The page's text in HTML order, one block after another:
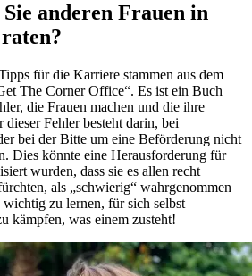
anderen Frauen in
für die Karriere stammen aus dem
The Corner Office“. Es ist ein Buch
die Frauen machen und die ihre
Fehler besteht darin, bei
bei der Bitte um eine Beförderung nicht
Dies könnte eine Herausforderung für
wurden, dass sie es allen recht
als „schwierig“ wahrgenommen
zu lernen, für sich selbst
kämpfen, was einem zusteht!